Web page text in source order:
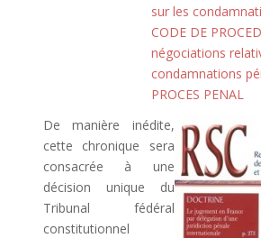
sur les
CODE DE
négociations
condamnations
PROCES PENAL
De manière inédite,
cette chronique sera
consacrée à une
décision unique du
Tribunal fédéral
constitutionnel